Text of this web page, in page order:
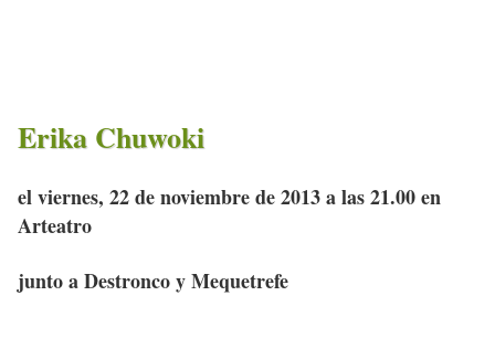
Erika Chuwoki
el viernes, 22 de noviembre de 2013 a las 21.00 en
Arteatro
junto a Destronco y Mequetrefe